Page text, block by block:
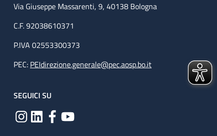
Via Giuseppe Massarenti, 9, 40138 Bologna
C.F. 92038610371
P.IVA 02553300373
PEC: PEIdirezione.generale@pec.aosp.bo.it
SEGUICI SU